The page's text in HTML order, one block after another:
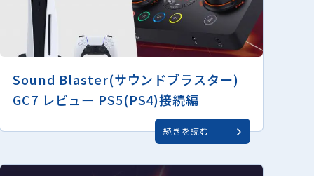
Sound Blaster(サウンドブラスター)
GC7 レビュー PS5(PS4)接続編
続きを読む